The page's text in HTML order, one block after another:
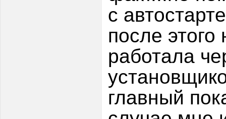
с
после
работала
главный